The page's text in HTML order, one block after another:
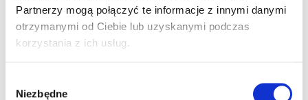
Partnerzy mogą połączyć te informacje z innymi danymi
otrzymanymi od Ciebie lub uzyskanymi podczas
korzystania z ich usług.
zgody
Niezbędne
OPIS
Poznaj nasze wyjątkowe czapki z 100% wełny, które